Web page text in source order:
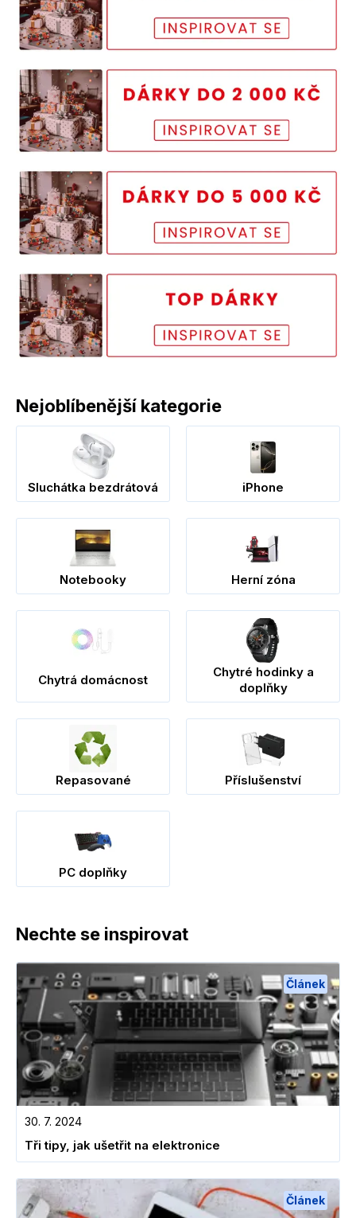
Nejoblíbenější kategorie
Sluchátka bezdrátová iPhone
Notebooky Herní zóna
Chytrá domácnost
Chytré hodinky a
doplňky
Repasované Příslušenství
PC doplňky
Nechte se inspirovat
Článek
30. 7. 2024
Tři tipy, jak ušetřit na elektronice
Článek